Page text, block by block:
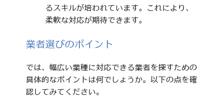
るスキルが培われています。これにより、
柔軟な対応が期待できます。
業者選びのポイント
では、幅広い業種に対応できる業者を探すための
具体的なポイントは何でしょうか。以下の点を確
認してみてください。